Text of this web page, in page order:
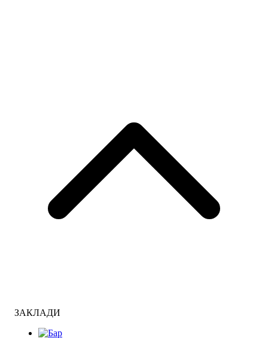
ЗАКЛАДИ